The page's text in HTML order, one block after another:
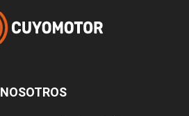
NOSOTROS